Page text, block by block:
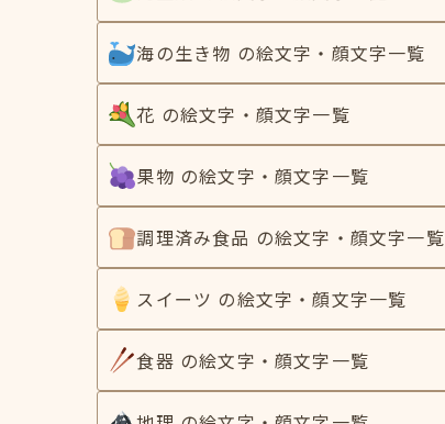
海の生き物 の絵文字・顔文字一覧
花 の絵文字・顔文字一覧
果物 の絵文字・顔文字一覧
調理済み食品 の絵文字・顔文字一覧
スイーツ の絵文字・顔文字一覧
食器 の絵文字・顔文字一覧